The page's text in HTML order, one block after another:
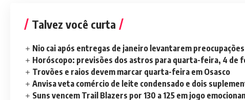
Talvez você curta
Nio cai após entregas de janeiro levantarem
Horóscopo: previsões dos astros para quarta-feira, 4 de
Trovões e raios devem marcar quarta-feira em Osasco
Anvisa veta comércio de leite condensado e dois
Suns vencem Trail Blazers por 130 a 125 em jogo